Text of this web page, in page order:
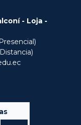
- Loja -